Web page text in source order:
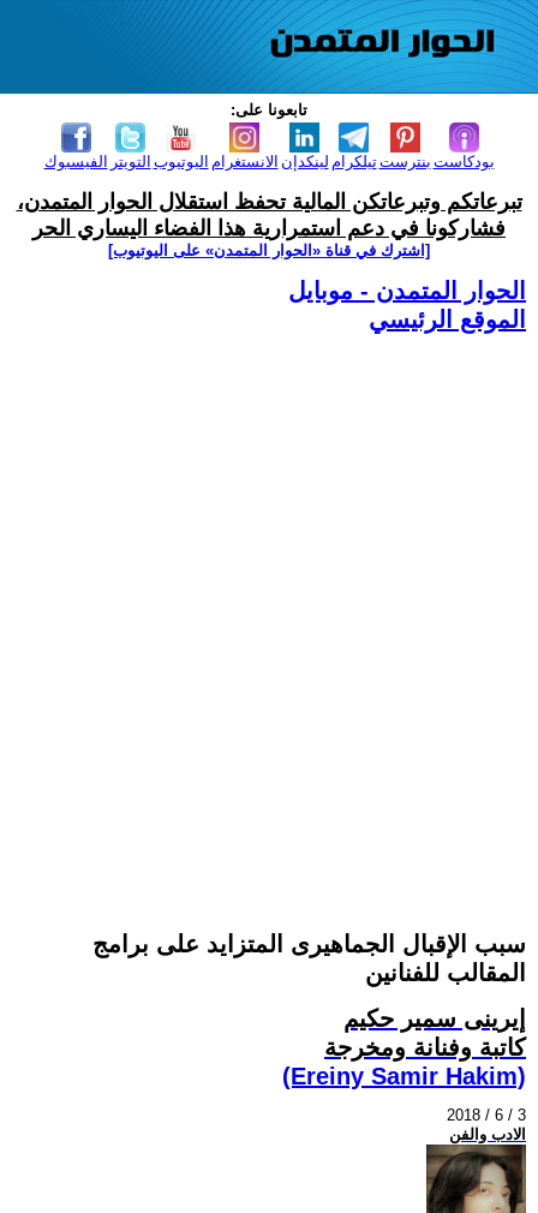
تابعونا على:
الفيسبوك التويتر اليوتيوب الانستغرام لينكدإن تيلكرامبنترست بودكاست
تبرعاتكم وتبرعاتكن المالية تحفظ استقلال الحوار المتمدن،
فشاركونا في دعم استمرارية هذا الفضاء اليساري الحر
[اشترك في قناة ‫«الحوار المتمدن» على اليوتيوب]
الحوار المتمدن - موبايل
الموقع الرئيسي
سبب الإقبال الجماهيرى المتزايد على برامج
المقالب للفنانين
إيرينى سمير حكيم
كاتبة وفنانة ومخرجة
(Ereiny Samir Hakim)
2018 / 6 / 3
الادب والفن